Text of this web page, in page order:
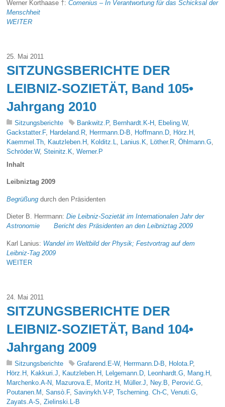
Werner Korthaase †:Comenius – In Verantwortung für das Schicksal der
Menschheit
WEITER
25. Mai 2011
SITZUNGSBERICHTE DER
LEIBNIZ-SOZIETÄT, Band 105•
Jahrgang 2010
Sitzungsberichte Bankwitz.P, Bernhardt.K-H Ebeling.W,
Gackstatter.F, Hardeland.R Herrmann.D-B Hoffmann.D Hörz.H
Kaemmel.Th Kautzleben.H Kolditz.L Lanius.K Löther.R ,Öhlmann.G
Schröder.W,Steinitz.K ,Werner.P
Inhalt
Leibniztag 2009
Begrüßung durch den Präsidenten
Dieter B. Herrmann:Die Leibniz-Sozietät im Internationalen Jahr der
Astronomie Bericht des Präsidenten an den Leibniztag 2009
Karl Lanius: Wandel im Weltbild der Physik; Festvortrag auf dem
Leibniz-Tag 2009
WEITER
24. Mai 2011
SITZUNGSBERICHTE DER
LEIBNIZ-SOZIETÄT, Band 104•
Jahrgang 2009
Sitzungsberichte Grafarend.E-W, Herrmann.D-B Holota.P,
Hörz.H
Kakkuri.J Kautzleben.H Lelgemann.D Leonhardt.G Mang.H
Marchenko.A-N
Mazurova.E Moritz.H Müller.J Ney.B Perović.G
Poutanen.M
,Sansò.F,Savinykh.V-P,Tscherning. Ch-C ,Venuti.G
Zayats.A-S ,Zielinski.L-B